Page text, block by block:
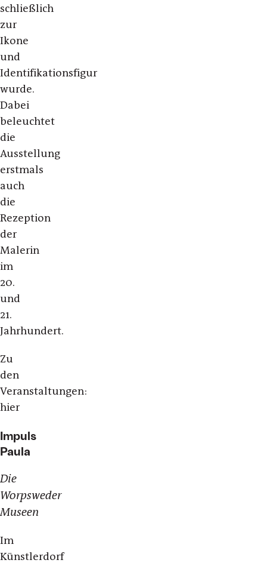
schließlich
zur
Ikone
und
Identifikationsfigur
wurde.
Dabei
beleuchtet
die
Ausstellung
erstmals
auch
die
Rezeption
der
Malerin
im
20.
und
21.
Jahrhundert.
Zu
den
Veranstaltungen:
hier
Impuls
Paula
Die
Worpsweder
Museen
Im
Künstlerdorf